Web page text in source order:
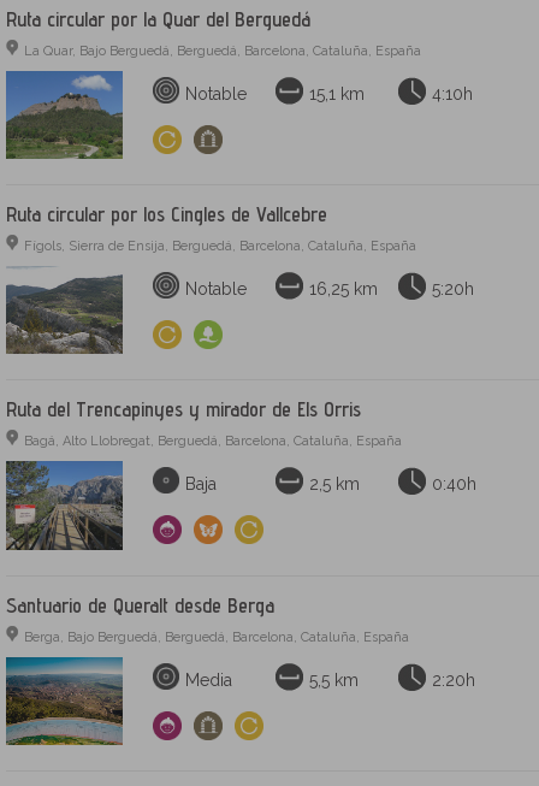
Ruta circular por la Quar del Berguedá
La Quar, Bajo Berguedá, Berguedá, Barcelona, Cataluña, España
Notable 15,1 km 4:10h
Ruta circular por los Cingles de Vallcebre
Fígols, Sierra de Ensija, Berguedá, Barcelona, Cataluña, España
Notable 16,25 km 5:20h
Ruta del Trencapinyes y mirador de Els Orris
Bagá, Alto Llobregat, Berguedá, Barcelona, Cataluña, España
Baja 2,5 km 0:40h
Santuario de Queralt desde Berga
Berga, Bajo Berguedá, Berguedá, Barcelona, Cataluña, España
Media 5,5 km 2:20h